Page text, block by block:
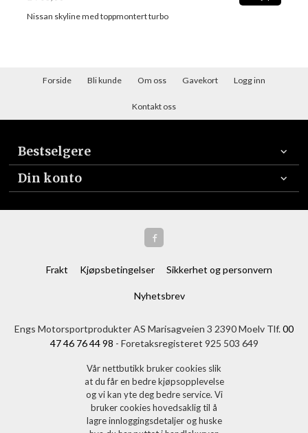
Nissan skyline med toppmontert turbo
Forside Bli kunde Om oss Gavekort Logg inn
Kontakt oss
Bestselgere
Din konto
Frakt Kjøpsbetingelser Sikkerhet og personvern
Nyhetsbrev
Engs Motorsportprodukter AS Marisagveien 3 2390 Moelv Tlf.00
47 46 76 44 98 - Foretaksregisteret 925 503 649
Vår nettbutikk bruker cookies slik
at du får en bedre kjøpsopplevelse
og vi kan yte deg bedre service. Vi
bruker cookies hovedsaklig til å
lagre innloggingsdetaljer og huske